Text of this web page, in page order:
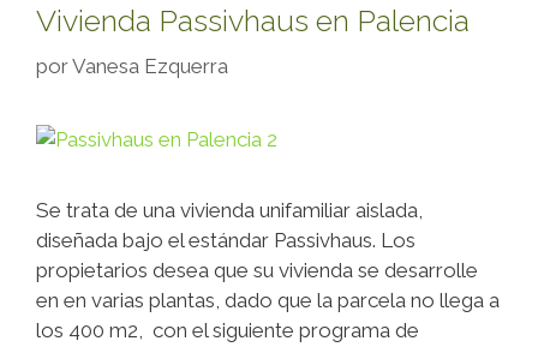
Vivienda Passivhaus en Palencia
porVanesa Ezquerra
Se trata de una vivienda unifamiliar aislada,
diseñada bajo el estándar Passivhaus. Los
propietarios desea que su vivienda se desarrolle
en en varias plantas, dado que la parcela no llega a
los 400 m2, con el siguiente programa de